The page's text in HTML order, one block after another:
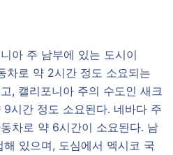
아 주 남부에 있는 도시이
차로 약 2시간 정도 소요되는
, 캘리포니아 주의 수도인 새크
시간 정도 소요된다. 네바다 주
차로 약 6시간이 소요된다. 남
있으며, 도심에서 멕시코 국